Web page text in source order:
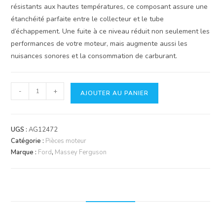
résistants aux hautes températures, ce composant assure une
étanchéité parfaite entre le collecteur et le tube
d’échappement. Une fuite à ce niveau réduit non seulement les
performances de votre moteur, mais augmente aussi les
nuisances sonores et la consommation de carburant.
quantité
de
d'échappement
tracteur
Perkins
- + AJOUTER AU PANIER
UGS :AG12472
Catégorie : Pièces moteur
Marque : Ford, Massey Ferguson